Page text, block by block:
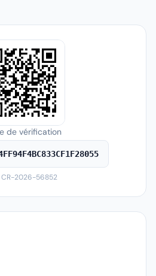
de vérification
CR-2026-56852